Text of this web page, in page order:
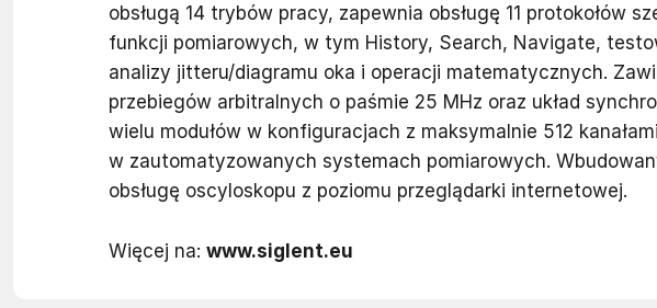
obsługą 14 trybów pracy, zapewnia obsługę 11 protokołów
funkcji pomiarowych, w tym History, Search, Navigate,
analizy jitteru/diagramu oka i operacji matematycznych.
przebiegów arbitralnych o paśmie 25 MHz oraz układ
wielu modułów w konfiguracjach z maksymalnie 512
w zautomatyzowanych systemach pomiarowych.
obsługę oscyloskopu z poziomu przeglądarki internetowej.
Więcej na: www.siglent.eu